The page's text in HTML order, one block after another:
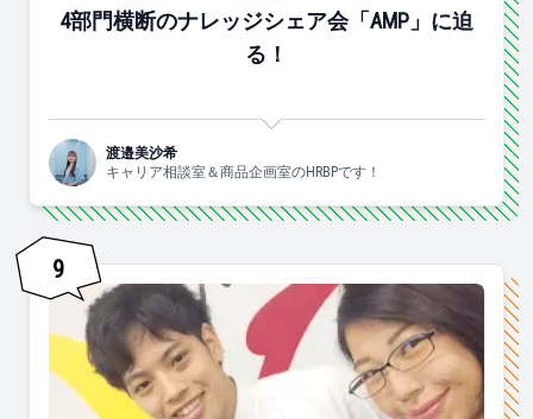
4部門横断のナレッジシェア会「AMP」に迫
る！
渡邉美沙希
キャリア相談室＆商品企画室のHRBPです！
9